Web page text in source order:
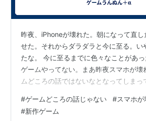
昨夜、iPhoneが壊れた。朝になって直
せた。それからダラダラと今に至る。い
たな。 今に至るまでに色々なことがあ
ゲームやってない。まあ昨夜スマホが壊
ムどころの話ではないなとなってしまっ
ム？ ボンバーマンどうでもよくなってき
かりだし、今が旬だと思うのだが、金が
#ゲームどころの話じゃない #スマホが
#新作ゲーム